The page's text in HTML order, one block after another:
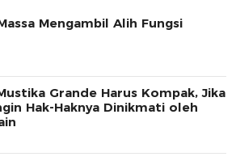
Mengambil Alih Fungsi
Grande Harus Kompak, Jika
Hak-Haknya Dinikmati oleh